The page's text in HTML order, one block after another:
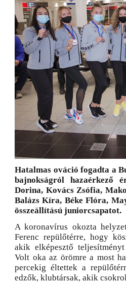
Hatalmas ováció fogadta a
bajnokságról hazaérkező
Dorina, Kovács Zsófia,
Balázs Kíra, Béke Flóra,
összeállítású juniorcsapatot.
A koronavírus okozta
Ferenc repülőtérre, hogy
akik elképesztő
Volt oka az örömre a most
percekig éltettek a
edzők, klubtársak, akik